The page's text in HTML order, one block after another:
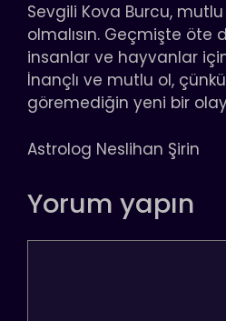
Sevgili Kova Burcu,
olmalısın. Geçmişte öte
insanlar ve hayvanlar
İnançlı ve mutlu ol,
göremediğin yeni bir
Astrolog Neslihan Şirin
Yorum yapın